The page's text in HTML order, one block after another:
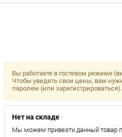
Вы работаете в гостевом режиме
Чтобы увидеть свои цены, вам
паролем (или зарегистрироваться).
Нет на складе
Мы можем привезти данный товар